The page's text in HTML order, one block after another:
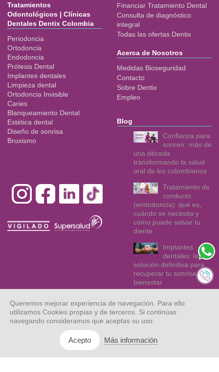
Tratamientos
Odontológicos | Clínicas
Dentales Dentix Colombia
Periodoncia
Ortodoncia
Endodoncia
Prótesis Dental
Implantes dentales
Limpieza dental
Ortodoncia Invisible
Caries
Blanqueamiento Dental
Estética dental
Diseño de sonrisa
Bruxismo
Financiar Tratamiento Dental
Consulta de diagnóstico
integral
Todas las ofertas Dentix
Acerca de Nosotros
Medidas Bioseguridad
Contacto
Sobre Dentix
Empleo
Blog
Confianza para
sonreír: más de
una década
transformando la salud
oral de los colombianos
Tratamiento de
conducto
(endodoncia): qué es,
cuándo se necesita y
cómo puede salvar tu
diente
Implantes
dentales: la
solución definitiva para
recuperar tu sonrisa y tu
bienestar
derechos
Mapa web Aviso legal
Queremos mejorar experiencia de navegación. Para ello
utilizamos Cookies propias y de terceros. Si continúas
navegando consideramos que aceptas su uso.
Acepto Más información